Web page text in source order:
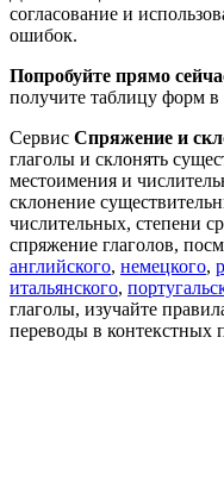
согласование и
ошибок.
Попробуйте прямо
получите таблицу форм
Сервис Спряжение и
глаголы и склонять
местоимения и
склонение
числительных, степени
спряжение глаголов,
английского, немецкого,
итальянского,
глаголы, изучайте
переводы в контекстных